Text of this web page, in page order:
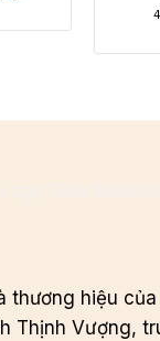
thương hiệu
Thịnh Vượng,